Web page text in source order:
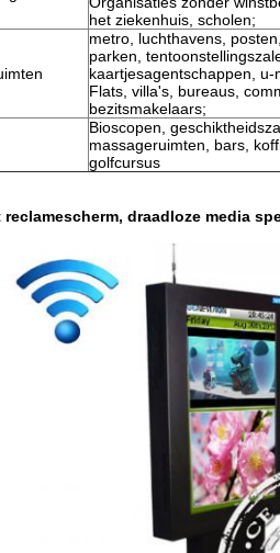
het ziekenhuis, scholen;
metro, luchthavens,
parken,
kaartjesagentschappen,
Flats, villa's, bureaus,
bezitsmakelaars;
Bioscopen,
massageruimten, bars,
golfcursus
draadloze media